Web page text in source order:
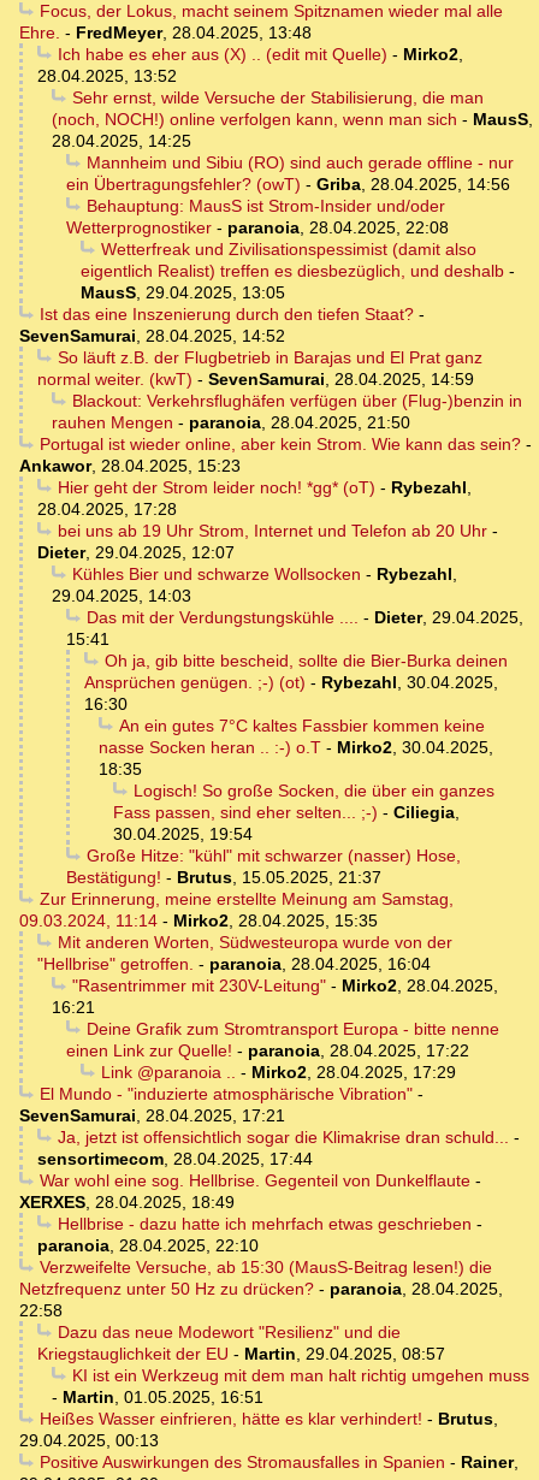
Focus, der Lokus, macht seinem Spitznamen wieder mal alle
Ehre. - FredMeyer, 28.04.2025, 13:48
Ich habe es eher aus (X) .. (edit mit Quelle) - Mirko2,
28.04.2025, 13:52
Sehr ernst, wilde Versuche der Stabilisierung, die man
(noch, NOCH!) online verfolgen kann, wenn man sich - MausS,
28.04.2025, 14:25
Mannheim und Sibiu (RO) sind auch gerade offline - nur
ein Übertragungsfehler? (owT) - Griba, 28.04.2025, 14:56
Behauptung: MausS ist Strom-Insider und/oder
Wetterprognostiker - paranoia, 28.04.2025, 22:08
Wetterfreak und Zivilisationspessimist (damit also
eigentlich Realist) treffen es diesbezüglich, und deshalb -
MausS, 29.04.2025, 13:05
Ist das eine Inszenierung durch den tiefen Staat?-
SevenSamurai, 28.04.2025, 14:52
So läuft z.B. der Flugbetrieb in Barajas und El Prat ganz
normal weiter. (kwT) - SevenSamurai, 28.04.2025, 14:59
Blackout: Verkehrsflughäfen verfügen über (Flug-)benzin in
rauhen Mengen - paranoia, 28.04.2025, 21:50
Portugal ist wieder online, aber kein Strom. Wie kann das sein?-
Ankawor, 28.04.2025, 15:23
Hier geht der Strom leider noch! *gg* (oT) - Rybezahl,
28.04.2025, 17:28
bei uns ab 19 Uhr Strom, Internet und Telefon ab 20 Uhr-
Dieter, 29.04.2025, 12:07
Kühles Bier und schwarze Wollsocken - Rybezahl,
29.04.2025, 14:03
Das mit der Verdungstungskühle .... - Dieter, 29.04.2025,
15:41
Oh ja, gib bitte bescheid, sollte die Bier-Burka deinen
Ansprüchen genügen. ;-) (ot) - Rybezahl, 30.04.2025,
16:30
An ein gutes 7°C kaltes Fassbier kommen keine
nasse Socken heran .. :-) o.T - Mirko2, 30.04.2025,
18:35
Logisch! So große Socken, die über ein ganzes
Fass passen, sind eher selten... ;-) - Ciliegia,
30.04.2025, 19:54
Große Hitze: "kühl" mit schwarzer (nasser) Hose,
Bestätigung! - Brutus, 15.05.2025, 21:37
Zur Erinnerung, meine erstellte Meinung am Samstag,
09.03.2024, 11:14 - Mirko2, 28.04.2025, 15:35
Mit anderen Worten, Südwesteuropa wurde von der
"Hellbrise" getroffen. - paranoia, 28.04.2025, 16:04
"Rasentrimmer mit 230V-Leitung"- Mirko2, 28.04.2025,
16:21
Deine Grafik zum Stromtransport Europa - bitte nenne
einen Link zur Quelle! - paranoia, 28.04.2025, 17:22
Link @paranoia .. - Mirko2, 28.04.2025, 17:29
El Mundo - "induzierte atmosphärische Vibration"-
SevenSamurai, 28.04.2025, 17:21
Ja, jetzt ist offensichtlich sogar die Klimakrise dran schuld... -
sensortimecom, 28.04.2025, 17:44
War wohl eine sog. Hellbrise. Gegenteil von Dunkelflaute-
XERXES, 28.04.2025, 18:49
Hellbrise - dazu hatte ich mehrfach etwas geschrieben -
paranoia, 28.04.2025, 22:10
Verzweifelte Versuche, ab 15:30 (MausS-Beitrag lesen!) die
Netzfrequenz unter 50 Hz zu drücken? - paranoia, 28.04.2025,
22:58
Dazu das neue Modewort "Resilienz" und die
Kriegstauglichkeit der EU - Martin, 29.04.2025, 08:57
KI ist ein Werkzeug mit dem man halt richtig umgehen muss
- Martin, 01.05.2025, 16:51
Heißes Wasser einfrieren, hätte es klar verhindert! - Brutus,
29.04.2025, 00:13
Positive Auswirkungen des Stromausfalles in Spanien - Rainer,